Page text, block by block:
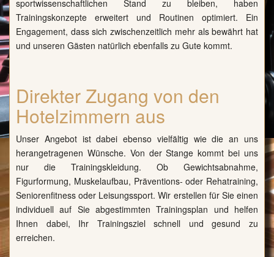
sportwissenschaftlichen Stand zu bleiben, haben
Trainingskonzepte erweitert und Routinen optimiert. Ein
Engagement, dass sich zwischenzeitlich mehr als bewährt hat
und unseren Gästen natürlich ebenfalls zu Gute kommt.
Direkter Zugang von den
Hotelzimmern aus
Unser Angebot ist dabei ebenso vielfältig wie die an uns
herangetragenen Wünsche. Von der Stange kommt bei uns
nur die Trainingskleidung. Ob Gewichtsabnahme,
Figurformung, Muskelaufbau, Präventions- oder Rehatraining,
Seniorenfitness oder Leisungssport. Wir erstellen für Sie einen
individuell auf Sie abgestimmten Trainingsplan und helfen
Ihnen dabei, Ihr Trainingsziel schnell und gesund zu
erreichen.